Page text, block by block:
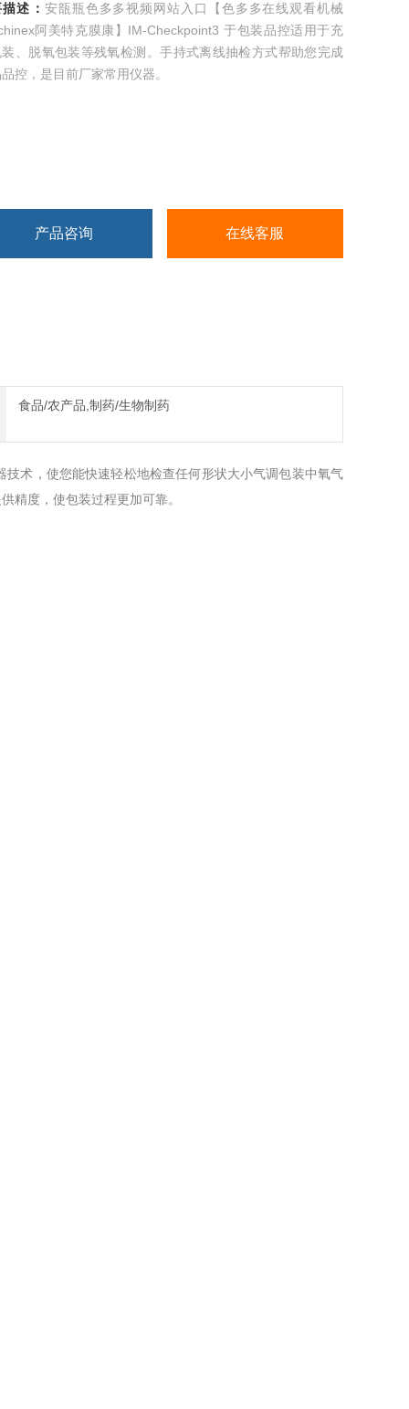
述： 安瓿瓶色多多视频网站入口【色多多在线观看机械
阿美特克膜康】IM-Checkpoint3 于包装品控适用于充
、脱氧包装等残氧检测。手持式离线抽检方式帮助您完成
控，是目前厂家常用仪器。
产品咨询 在线客服
食品/农产品,制药/生物制药
术，使您能快速轻松地检查任何形状大小气调包装中氧气
度，使包装过程更加可靠。